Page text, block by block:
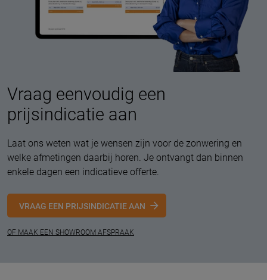
Vraag eenvoudig een
prijsindicatie aan
Laat ons weten wat je wensen zijn voor de zonwering en
welke afmetingen daarbij horen. Je ontvangt dan binnen
enkele dagen een indicatieve offerte.
VRAAG EEN PRIJSINDICATIE AAN
OF MAAK EEN SHOWROOM AFSPRAAK